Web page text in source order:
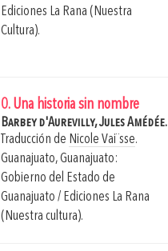
Ediciones La Rana (Nuestra
Cultura).
0. Una historia sin nombre
Barbey d'Aurevilly, Jules Amédée.
Traducción de Nicole Vai¨sse.
Guanajuato, Guanajuato:
Gobierno del Estado de
Guanajuato / Ediciones La Rana
(Nuestra cultura).